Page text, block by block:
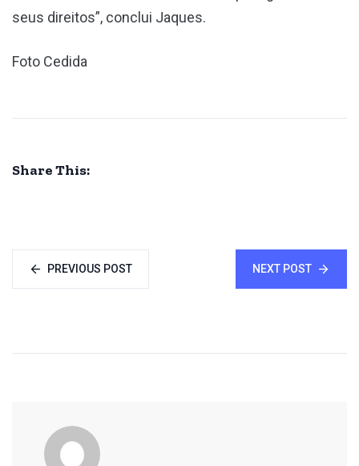
seus direitos”, conclui Jaques.
Foto Cedida
Share This:
PREVIOUS POST NEXT POST